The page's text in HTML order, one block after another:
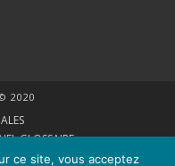
2020
GLOSSAIRE
ce site, vous acceptez